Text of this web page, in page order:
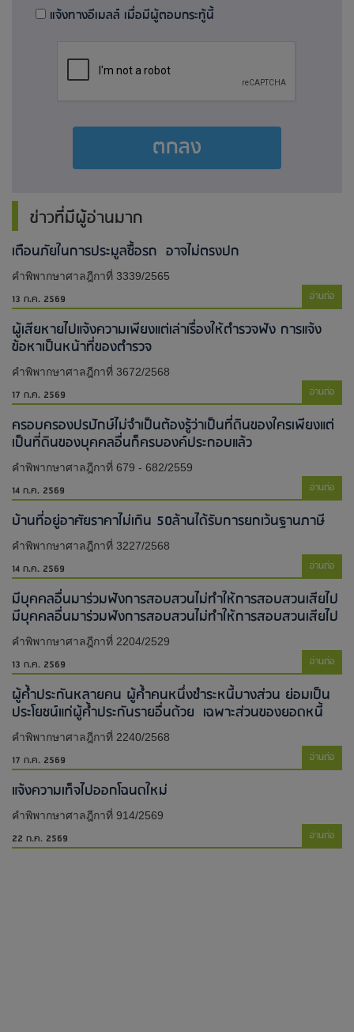
แจ้งทางอีเมลล์ เมื่อมีผู้ตอบกระทู้นี้
ตกลง
ข่าวที่มีผู้อ่านมาก
เตือนภัยในการประมูลซื้อรถ อาจไม่ตรงปก
คำพิพากษาศาลฎีกาที่ 3339/2565
13 ก.ค. 2569 อ่านต่อ
ผู้เสียหายไปแจ้งความเพียงแต่เล่าเรื่องให้ตำรวจฟัง การแจ้ง
ข้อหาเป็นหน้าที่ของตำรวจ
คำพิพากษาศาลฎีกาที่ 3672/2568
17 ก.ค. 2569 อ่านต่อ
ครอบครองปรปักษ์ไม่จำเป็นต้องรู้ว่าเป็นที่ดินของใครเพียงแต่
เป็นที่ดินของบุคคลอื่นก็ครบองค์ประกอบแล้ว
คำพิพากษาศาลฎีกาที่ 679 - 682/2559
14 ก.ค. 2569 อ่านต่อ
บ้านที่อยู่อาศัยราคาไม่เกิน 50ล้านได้รับการยกเว้นฐานภาษี
คำพิพากษาศาลฎีกาที่ 3227/2568
14 ก.ค. 2569 อ่านต่อ
มีบุคคลอื่นมาร่วมฟังการสอบสวนไม่ทำให้การสอบสวนเสียไป​
มีบุคคลอื่นมาร่วมฟังการสอบสวนไม่ทำให้การสอบสวนเสียไป​
คำพิพากษาศาลฎีกาที่ 2204/2529
13 ก.ค. 2569 อ่านต่อ
ผู้ค้ำประกันหลายคน ผู้ค้ำคนหนึ่งชำระหนี้บางส่วน ย่อมเป็น
ประโยชน์แก่ผู้ค้ำประกันรายอื่นด้วย เฉพาะส่วนของยอดหนี้
คำพิพากษาศาลฎีกาที่ 2240/2568
17 ก.ค. 2569 อ่านต่อ
แจ้งความเท็จไปออกโฉนดใหม่​
คำพิพากษาศาลฎีกาที่ 914/2569
22 ก.ค. 2569 อ่านต่อ